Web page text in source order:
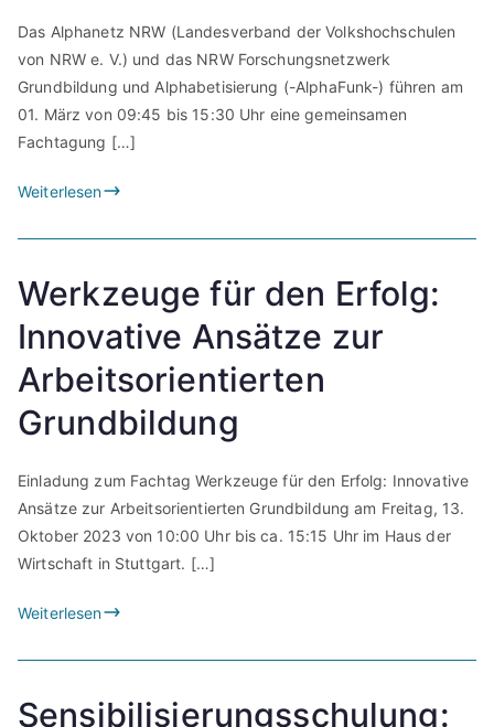
Das Alphanetz NRW (Landesverband der Volkshochschulen
von NRW e. V.) und das NRW Forschungsnetzwerk
Grundbildung und Alphabetisierung (-AlphaFunk-) führen am
01. März von 09:45 bis 15:30 Uhr eine gemeinsamen
Fachtagung […]
Weiterlesen
Werkzeuge für den Erfolg:
Innovative Ansätze zur
Arbeitsorientierten
Grundbildung
Einladung zum Fachtag Werkzeuge für den Erfolg: Innovative
Ansätze zur Arbeitsorientierten Grundbildung am Freitag, 13.
Oktober 2023 von 10:00 Uhr bis ca. 15:15 Uhr im Haus der
Wirtschaft in Stuttgart. […]
Weiterlesen
Sensibilisierungsschulung: